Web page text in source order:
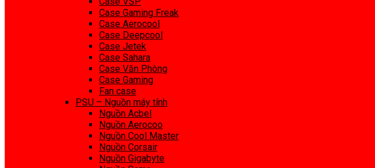
Case Gaming Freak
Case Aerocool
Case Deepcool
Case Jetek
Case Sahara
Case Văn Phòng
Case Gaming
Fan case
PSU – Nguồn máy tính
Nguồn Acbel
Nguồn Aerocoo
Nguồn Cool Master
Nguồn Corsair
Nguồn Gigabyte